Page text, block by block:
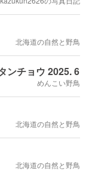
北海道の自然と野鳥
ンチョウ 2025. 6
めんこい野鳥
北海道の自然と野鳥
北海道の自然と野鳥